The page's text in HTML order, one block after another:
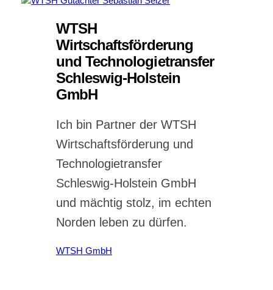
WTSH
Wirtschaftsförderung
und Technologietransfer
Schleswig-Holstein
GmbH
Ich bin Partner der WTSH
Wirtschaftsförderung und
Technologietransfer
Schleswig-Holstein GmbH
und mächtig stolz, im echten
Norden leben zu dürfen.
WTSH GmbH